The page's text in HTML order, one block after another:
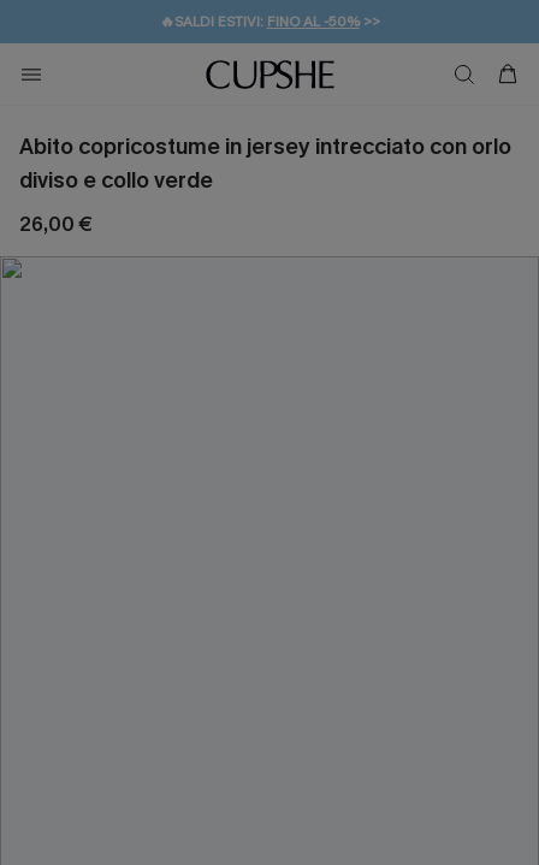
🔥SALDI ESTIVI: FINO AL -50%>>
🚚SPEDIZIONE GRATUITA DA 49€
💌REGALO PER I NUOVI: 20% DI SCONTO*
Abito copricostume in jersey intrecciato con orlo
diviso e collo verde
26,00 €